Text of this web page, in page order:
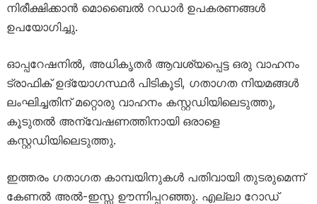
നിരീക്ഷിക്കാൻ മൊബൈൽ റഡാർ ഉപകരണങ്ങൾ
ഉപയോഗിച്ചു.
ഓപ്പറേഷനിൽ, അധികൃതർ ആവശ്യപ്പെട്ട ഒരു വാഹനം
ട്രാഫിക് ഉദ്യോഗസ്ഥർ പിടികൂടി, ഗതാഗത നിയമങ്ങൾ
ലംഘിച്ചതിന് മറ്റൊരു വാഹനം കസ്റ്റഡിയിലെടുത്തു,
കൂടുതൽ അന്വേഷണത്തിനായി ഒരാളെ
കസ്റ്റഡിയിലെടുത്തു.
ഇത്തരം ഗതാഗത കാമ്പയിനുകൾ പതിവായി തുടരുമെന്ന്
കേണൽ അൽ-ഇസ്സ ഊന്നിപ്പറഞ്ഞു. എല്ലാ റോഡ്